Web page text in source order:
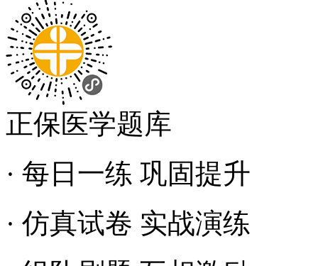
正保医学题库
· 每日一练 巩固提升
· 仿真试卷 实战演练